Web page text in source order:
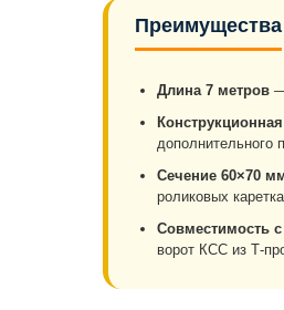
Преимущества
Длина 7 метров
дополнительного
Сечение 60×70
роликовых
Совместимость
ворот КСС из Т-